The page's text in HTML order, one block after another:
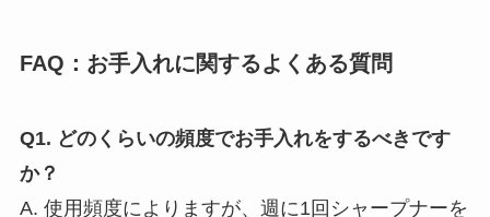
FAQ：お手入れに関するよくある質問
Q1. どのくらいの頻度でお手入れをするべきです
か？
A. 使用頻度によりますが、週に1回シャープナーを